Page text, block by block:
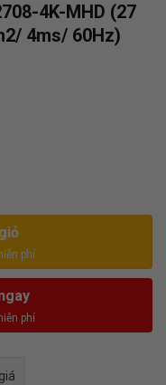
4K-MHD (27
4ms/ 60Hz)